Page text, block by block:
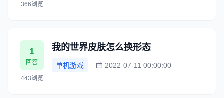
366浏览
1
回答
443浏览
我的世界皮肤怎么换形态
单机游戏 2022-07-11 00:00:00